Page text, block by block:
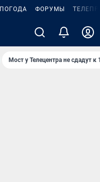
ПОГОДА ФОРУМЫ
Мост у Телецентра не сдадут к